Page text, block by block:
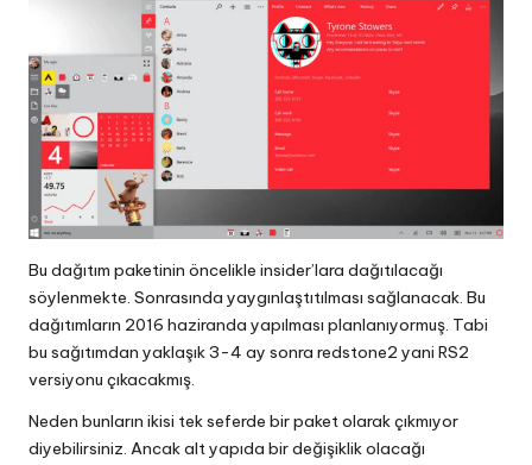
Bu dağıtım paketinin öncelikle insider’lara dağıtılacağı
söylenmekte. Sonrasında yaygınlaştıtılması sağlanacak. Bu
dağıtımların 2016 haziranda yapılması planlanıyormuş. Tabi
bu sağıtımdan yaklaşık 3-4 ay sonra redstone2 yani RS2
versiyonu çıkacakmış.
Neden bunların ikisi tek seferde bir paket olarak çıkmıyor
diyebilirsiniz. Ancak alt yapıda bir değişiklik olacağı